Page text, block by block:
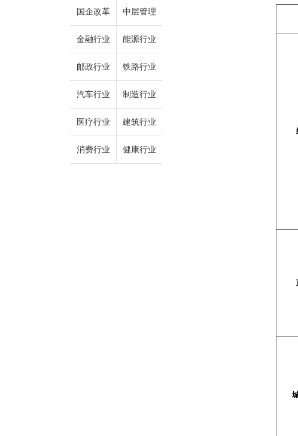
国企改革 中层管理
金融行业 能源行业
邮政行业 铁路行业
汽车行业 制造行业
医疗行业 建筑行业
消费行业 健康行业